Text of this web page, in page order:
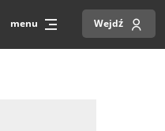
menu Wejdź